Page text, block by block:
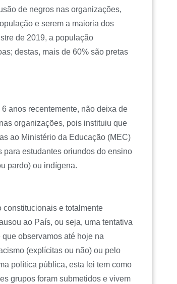
de negros nas organizações,
e serem a maioria dos
de 2019, a população
destas, mais de 60% são pretas
anos recentemente, não deixa de
organizações, pois instituiu que
ao Ministério da Educação (MEC)
estudantes oriundos do ensino
pardo) ou indígena.
constitucionais e totalmente
ao País, ou seja, uma tentativa
observamos até hoje na
(explícitas ou não) ou pelo
política pública, esta lei tem como
grupos foram submetidos e vivem